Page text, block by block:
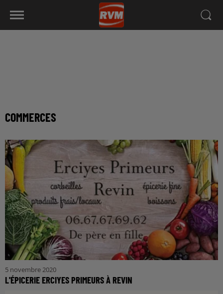
COMMERCES
5 novembre 2020
L'ÉPICERIE ERCIYES PRIMEURS À REVIN